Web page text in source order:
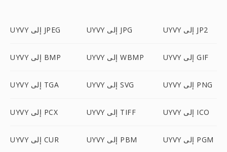
UYVY إلى JPEG UYVY إلى JPG UYVY إلى JP2
UYVY إلى BMP UYVY إلى WBMP UYVY إلى GIF
UYVY إلى TGA UYVY إلى SVG UYVY إلى PNG
UYVY إلى PCX UYVY إلى TIFF UYVY إلى ICO
UYVY إلى CUR UYVY إلى PBM UYVY إلى PGM